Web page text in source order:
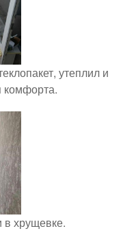
утеплил и
комфорта.
в хрущевке.